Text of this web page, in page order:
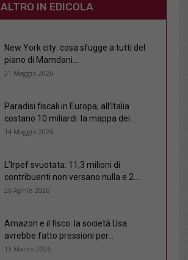
ALTRO IN EDICOLA
New York city: cosa sfugge a tutti del
piano di Mamdani...
21 Maggio 2026
Paradisi fiscali in Europa, all’Italia
costano 10 miliardi: la mappa dei...
14 Maggio 2026
L’Irpef svuotata: 11,3 milioni di
contribuenti non versano nulla e 2...
26 Aprile 2026
Amazon e il fisco: la società Usa
avrebbe fatto pressioni per...
13 Marzo 2026